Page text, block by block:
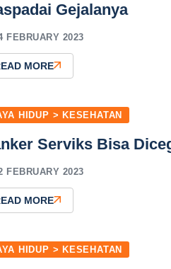
Gejalanya
FEBRUARY 2023
MORE
HIDUP > KESEHATAN
Serviks Bisa
FEBRUARY 2023
MORE
HIDUP > KESEHATAN